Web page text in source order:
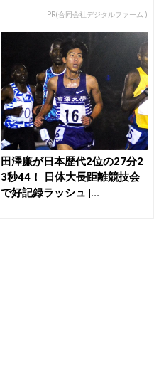
PR(合同会社デジタルファーム )
田澤廉が日本歴代2位の27分2
3秒44！ 日体大長距離競技会
で好記録ラッシュ |...